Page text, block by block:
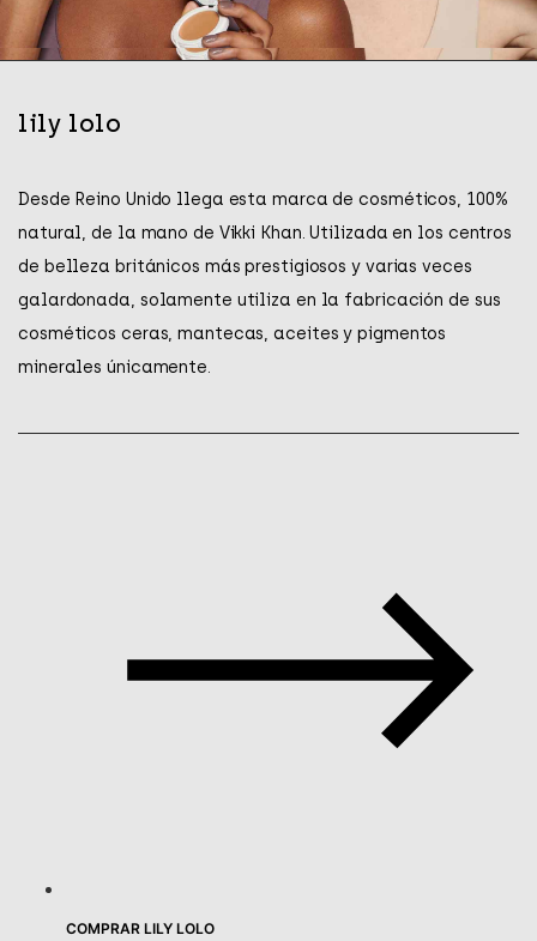
DE OJOS
DE PESTAÑAS
DE OJOS
lily lolo
Desde Reino Unido llega esta marca de cosméticos, 100%
natural, de la mano de Vikki Khan. Utilizada en los centros
de belleza británicos más prestigiosos y varias veces
galardonada, solamente utiliza en la fabricación de sus
cosméticos ceras, mantecas, aceites y pigmentos
minerales únicamente.
COMPRAR LILY LOLO